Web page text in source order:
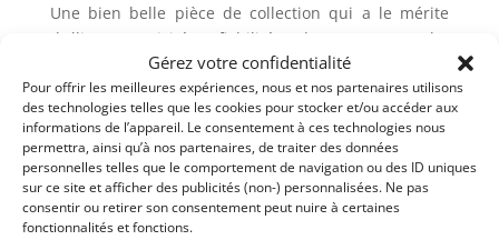
Gérez votre confidentialité
Pour offrir les meilleures expériences, nous et nos partenaires utilisons
des technologies telles que les cookies pour stocker et/ou accéder aux
informations de l’appareil. Le consentement à ces technologies nous
permettra, ainsi qu’à nos partenaires, de traiter des données
personnelles telles que le comportement de navigation ou des ID uniques
sur ce site et afficher des publicités (non-) personnalisées. Ne pas
consentir ou retirer son consentement peut nuire à certaines
fonctionnalités et fonctions.
Une bien belle pièce de collection qui a le mérite
d’allier spotivité, fiabilité dans une robe
indémoodable
Demandez une expertise de ce modèle
Partager cette annonce